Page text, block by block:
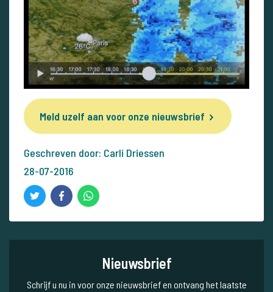
Meld uzelf aan voor onze nieuwsbrief
Geschreven door: Carli Driessen
28-07-2016
Nieuwsbrief
Schrijf u nu in voor onze nieuwsbrief en ontvang het laatste